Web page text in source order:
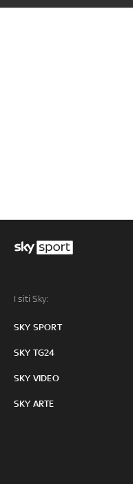
I siti Sky:
SKY SPORT
SKY TG24
SKY VIDEO
SKY ARTE